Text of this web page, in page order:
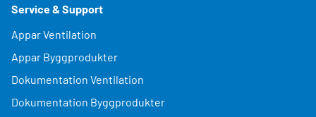
Service & Support
Appar Ventilation
Appar Byggprodukter
Dokumentation Ventilation
Dokumentation Byggprodukter